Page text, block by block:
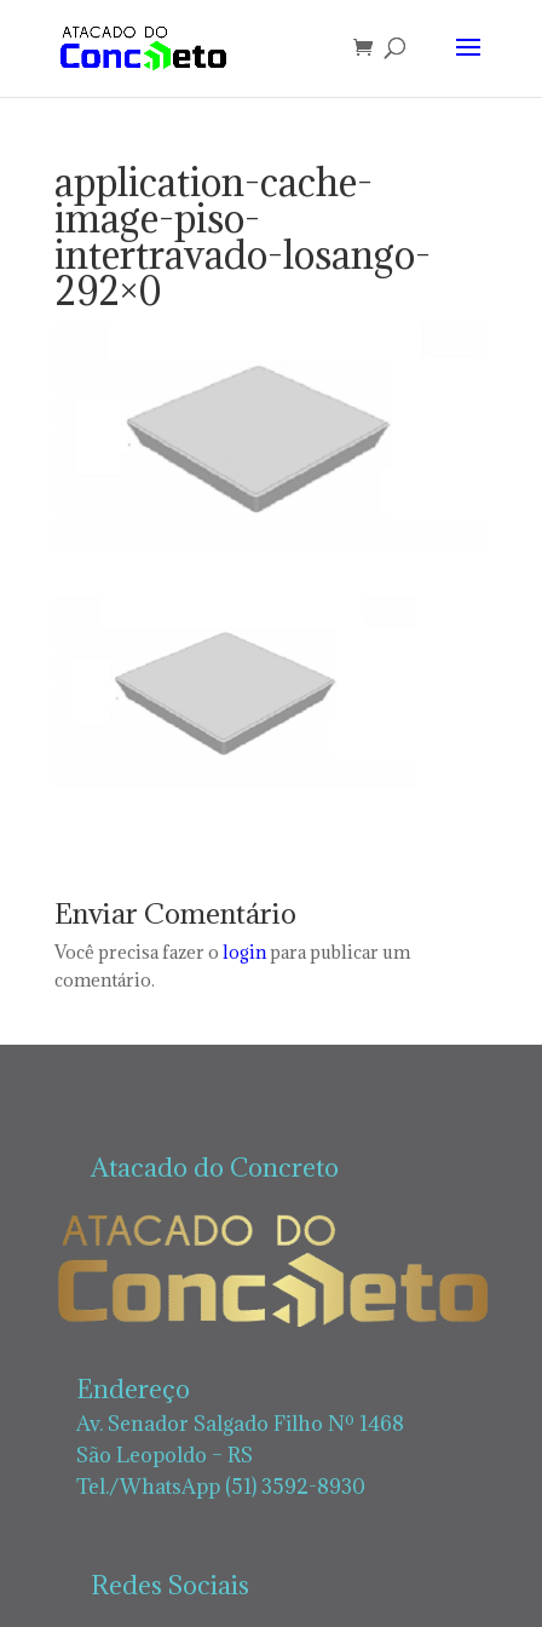
application-cache-
image-piso-
intertravado-losango-
292×0
Enviar Comentário
Você precisa fazer o loginpara publicar um
comentário.
Atacado do Concreto
Endereço
Av. Senador Salgado Filho Nº 1468
São Leopoldo – RS
Tel./WhatsApp (51) 3592-8930
Redes Sociais